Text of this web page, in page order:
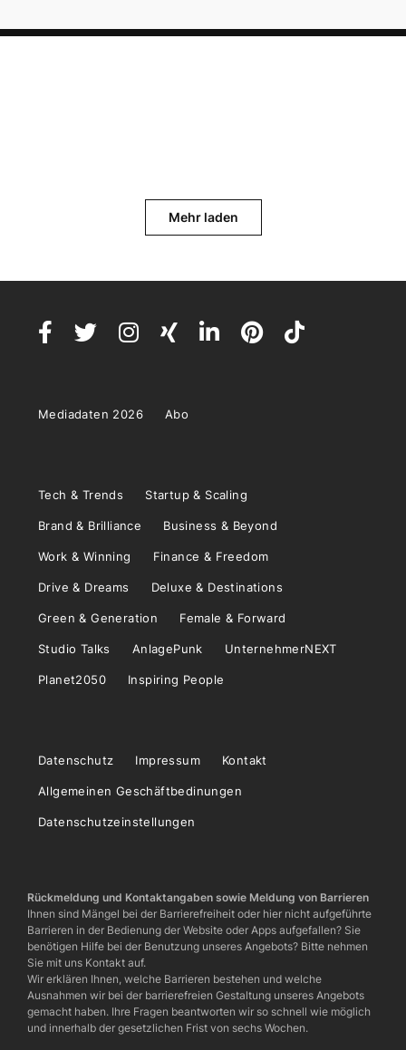
Mehr laden
Mediadaten 2026 Abo
Tech & Trends Startup & Scaling
Brand & Brilliance Business & Beyond
Work & Winning Finance & Freedom
Drive & Dreams Deluxe & Destinations
Green & Generation Female & Forward
Studio Talks AnlagePunk UnternehmerNEXT
Planet2050 Inspiring People
Datenschutz Impressum Kontakt
Allgemeinen Geschäftbedinungen
Datenschutzeinstellungen
Rückmeldung und Kontaktangaben sowie Meldung von Barrieren
Ihnen sind Mängel bei der Barrierefreiheit oder hier nicht aufgeführte
Barrieren in der Bedienung der Website oder Apps aufgefallen? Sie
benötigen Hilfe bei der Benutzung unseres Angebots? Bitte nehmen
Sie mit uns Kontakt auf.
Wir erklären Ihnen, welche Barrieren bestehen und welche
Ausnahmen wir bei der barrierefreien Gestaltung unseres Angebots
gemacht haben. Ihre Fragen beantworten wir so schnell wie möglich
und innerhalb der gesetzlichen Frist von sechs Wochen.